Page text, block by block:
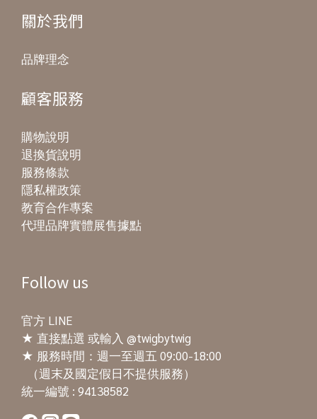
起來。你可以將 STEM 融入到家中任何的活動，例如披
薩可以探討分數的討論、當東西從桌子上掉下來時，可
以展開有關重力的對話；玩 MAGBLOX 可以進行家中物
品磁性的調查等，主要的重點在於讓孩子思考，和讓孩
解決問題鼓勵他們獨立解決，而不要替他們解決。舉例
況，與其替他們處理，不如鼓勵他們去了解並解決這種
情況。可以試著説：「嗯～讓我們弄清楚為什麼你構不
著那個，哦你不夠高去構到它？我們怎麼讓你變得更高
呢？」拋出問題讓孩子去想，有助於激勵孩子去思考和
研究，激發他們與現實情境做連結，透過自己找到解決
方案，使學習更加深刻，例如：找到一個踏墊或椅凳。
將為孩子的未來奠定堅實的基礎。
觸到很多很多本體覺的時候，其實孩子的心會慢慢的安
憂鬱的情緒。 除了本體覺，前庭覺也是感覺統合裡
為慢速前庭，通常是很慢速規律的，如小 Baby 通常很喜
歡我們來來回回晃動他，或是在水中漂呀漂的游泳，能
快速不規律的，如突如其來的嚇一跳，讓注意力瞬間被
拉回。 ▍刺激前庭覺的好處前庭系統影響著孩子發展
的三大區塊，也會影響到孩子的學習力，如上下對應的
抄寫能力，這一塊發展的不好，即使是 #大人也可能出
現感覺統合問題，如：當上上下下時覺得頭好暈，也可
能進而影響心裡層面的健康狀態。‧ 活動力跑跳行為、協
下，或是從高處跳下的動作，都能對孩子的前庭發展有
3-7 歲，但影響是終其一身的，尤其在穩定情緒面來
說，真的好重要好重要。小時候給孩子多一點刺激與玩
樂練習，讓他們受用一輩子。 <span class="fr-mk"
style="display: none;">&nbsp;</span>
都可以玩。以大人的視角來說，就好比豆腐頭座充，可
幾位小孩、還是有計畫再生一個，都可以不分性別的一
法開放、不受侷限，它不像一般未經過設計的玩具一
放式玩具是一種被動性強的玩具，通常型態簡單、設計
簡約、色彩低調，把主動權完全地交給了孩子，賦予孩
子自由發揮的空間。在玩開放式玩具時，孩子需要自己
去思考、摸索，發揮想像力和創造力，並設法解決難
題，不受條條框框的規範限制，同一種玩具在每一次的
遊戲過程中，都能變幻出不同的玩法。 ▍年齡無上限
在不同年齡都能帶來不同的玩法、創意，碰撞出不同火
花。因此，家中孩子無論幾歲都能開心共玩，不會有年
孩子連同思考。 ▍成長中接觸開放式玩具的好處強調
遊戲的「過程」，讓孩子把專注力放在順著直覺做出想
要的東西，思考、觀察、從錯誤中學習，並累積成就
感，發展成更具靈活性的未來人，也跟 STEM 教育的核
心精神不謀而合，不只能夠反覆遊戲，還歷久彌新。✓
增加動「手」玩的機會，增強手指抓握能力✓ 從過程中
關於我們
品牌理念
顧客服務
購物說明
退換貨說明
服務條款
隱私權政策
教育合作專案
代理品牌實體展售據點
Follow us
官方 LINE
★ 直接點選 或輸入 @twigbytwig
★ 服務時間：週一至週五 09:00-18:00
（週末及國定假日不提供服務）
統一編號 : 94138582